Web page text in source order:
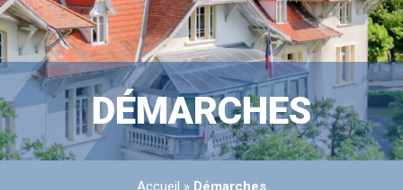
DÉMARCHES
Accueil » Démarches